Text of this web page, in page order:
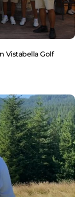
Vistabella Golf